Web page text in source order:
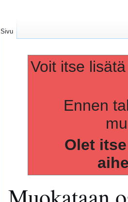
Voit itse
Ennen
Olet
Sivu